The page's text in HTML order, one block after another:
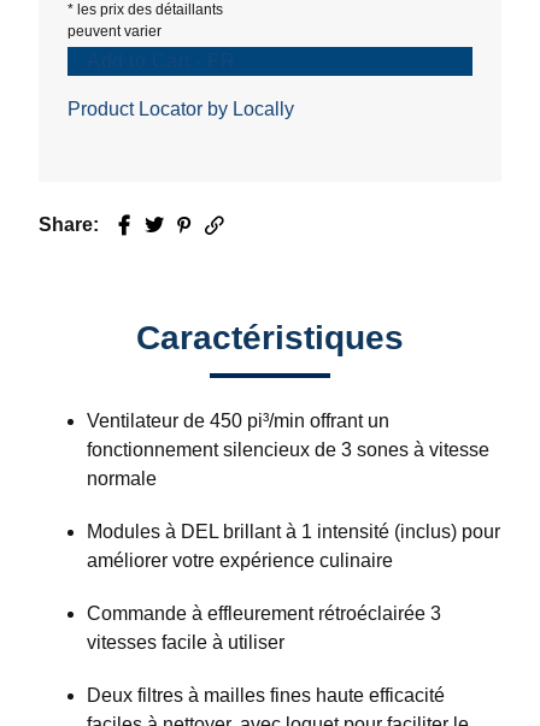
* les prix des détaillants
peuvent varier
Product Locator by Locally
Share: Facebook
TwitterPinterest
Email
Caractéristiques
Ventilateur de 450 pi³/min offrant un
fonctionnement silencieux de 3 sones à vitesse
normale
Modules à DEL brillant à 1 intensité (inclus) pour
améliorer votre expérience culinaire
Commande à effleurement rétroéclairée 3
vitesses facile à utiliser
Deux filtres à mailles fines haute efficacité